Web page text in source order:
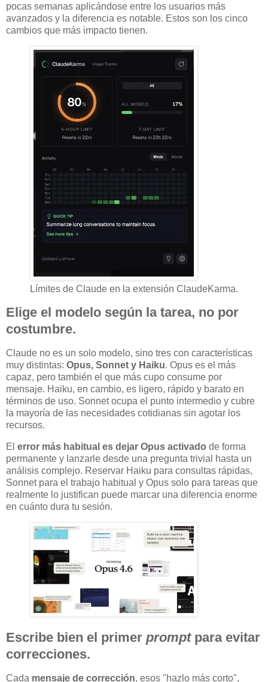
pocas semanas aplicándose entre los usuarios más
avanzados y la diferencia es notable. Estos son los cinco
cambios que más impacto tienen.
Límites de Claude en la extensión ClaudeKarma.
Elige el modelo según la tarea, no por
costumbre.
Claude no es un solo modelo, sino tres con características
muy distintas: Opus, Sonnet y Haiku. Opus es el más
capaz, pero también el que más cupo consume por
mensaje. Haiku, en cambio, es ligero, rápido y barato en
términos de uso. Sonnet ocupa el punto intermedio y cubre
la mayoría de las necesidades cotidianas sin agotar los
recursos.
El error más habitual es dejar Opus activado de forma
permanente y lanzarle desde una pregunta trivial hasta un
análisis complejo. Reservar Haiku para consultas rápidas,
Sonnet para el trabajo habitual y Opus solo para tareas que
realmente lo justifican puede marcar una diferencia enorme
en cuánto dura tu sesión.
Escribe bien el primer promptpara evitar
correcciones.
Cada mensaje de corrección, esos "hazlo más corto",